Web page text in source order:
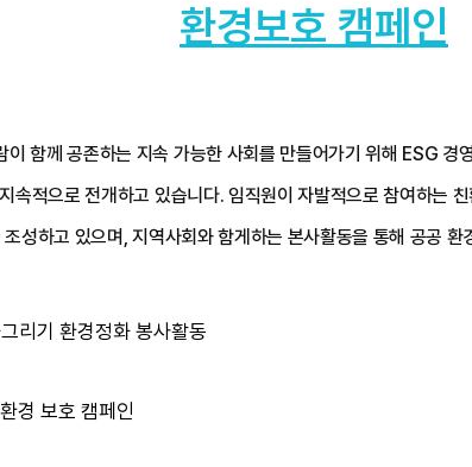
환경보호 캠페인
이 함께 공존하는 지속 가능한 사회를 만들어가기 위해 ESG 경
속적으로 전개하고 있습니다. 임직원이 자발적으로 참여하는
성하고 있으며, 지역사회와 함게하는 본사활동을 통해 공공
리기 환경정화 봉사활동
경 보호 캠페인